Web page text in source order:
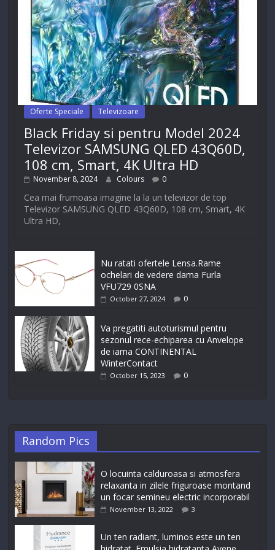
Oferte Speciale Televizoare
Black Friday si pentru Model 2024
Televizor SAMSUNG QLED 43Q60D,
108 cm, Smart, 4K Ultra HD
November 8, 2024 Colours 0
Cea mai frumoasa imagine la la un televizor de top
Televizor SAMSUNG QLED 43Q60D, 108 cm, Smart, 4K
Ultra HD,
Nu ratati ofertele Lensa.Rame
ochelari de vedere dama Furla
VFU729 0SNA
October 27, 2024 0
Va pregatiti autoturismul pentru
sezonul rece-echiparea cu Anvelope
de iarna CONTINENTAL
WinterContact
October 15, 2023 0
Random Pics
O locuinta calduroasa si atmosfera
relaxanta in zilele friguroase montand
un focar semineu electric incorporabil
November 13, 2022 3
Un ten radiant, luminos este un ten